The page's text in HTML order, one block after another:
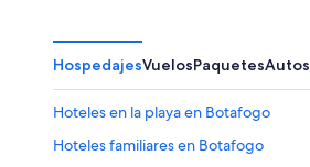
HospedajesVuelosPaquetesAutos
Hoteles en la playa en Botafogo
Hoteles familiares en Botafogo